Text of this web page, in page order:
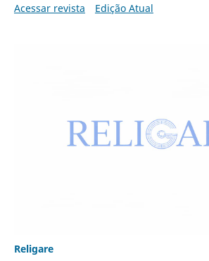
Acessar revista
Edição Atual
Religare